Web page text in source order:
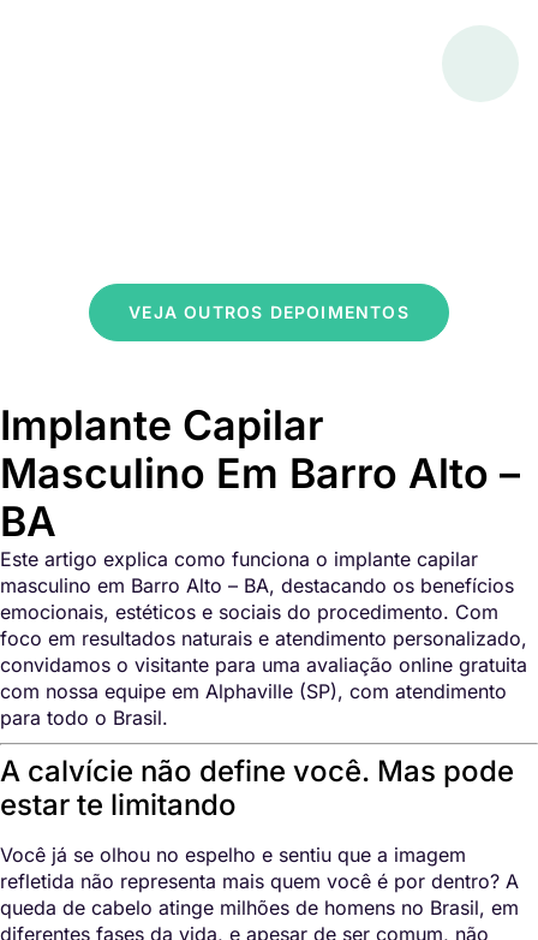
VEJA OUTROS DEPOIMENTOS
Implante Capilar
Masculino Em Barro Alto –
BA
Este artigo explica como funciona o implante capilar
masculino em Barro Alto – BA, destacando os benefícios
emocionais, estéticos e sociais do procedimento. Com
foco em resultados naturais e atendimento personalizado,
convidamos o visitante para uma avaliação online gratuita
com nossa equipe em Alphaville (SP), com atendimento
para todo o Brasil.
A calvície não define você. Mas pode
estar te limitando
Você já se olhou no espelho e sentiu que a imagem
refletida não representa mais quem você é por dentro? A
queda de cabelo atinge milhões de homens no Brasil, em
diferentes fases da vida, e apesar de ser comum, não